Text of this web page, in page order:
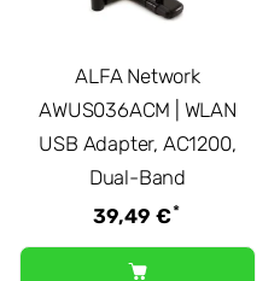
ALFA Network
AWUS036ACM | WLAN
USB Adapter, AC1200,
Dual-Band
39,49 €*